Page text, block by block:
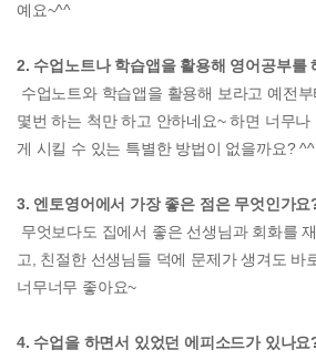
예요~^^
2. 수업노트나 학습앱을 활용해 영어공부를
수업노트와 학습앱을 활용해 보라고 예전
몇번 하는 척만 하고 안하네요~ 하면 너무
게 시킬 수 있는 특별한 방법이 없을까요?
3. 엔토영어에서 가장 좋은 점은 무엇인가요
무엇보다도 집에서 좋은 선생님과 회화를
고, 친절한 선생님들 덕에 문제가 생겨도 바
너무너무 좋아요~
4. 수업을 하면서 있었던 에피소드가 있나요